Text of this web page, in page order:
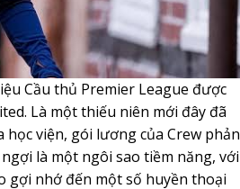
Cầu thủ Premier League được
Là một thiếu niên mới đây đã
viện, gói lương của Crew phản
là một ngôi sao tiềm năng, với
gợi nhớ đến một số huyền thoại